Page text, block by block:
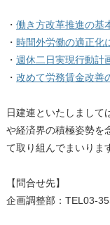
・ 働き方改革推進の基
・ 時間外労働の適正化
・ 週休二日実現行動計
・ 改めて労務賃金改善
日建連といたしまして
や経済界の積極姿勢を
て取り組んでまいりま
【問合せ先】
企画調整部：TEL03-